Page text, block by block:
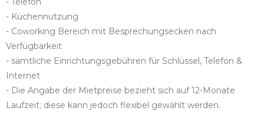
- Küchennutzung
- Coworking Bereich mit Besprechungsecken nach
Verfügbarkeit
- sämtliche Einrichtungsgebühren für Schlüssel, Telefon &
Internet
- Die Angabe der Mietpreise bezieht sich auf 12-Monate
Laufzeit; diese kann jedoch flexibel gewählt werden.